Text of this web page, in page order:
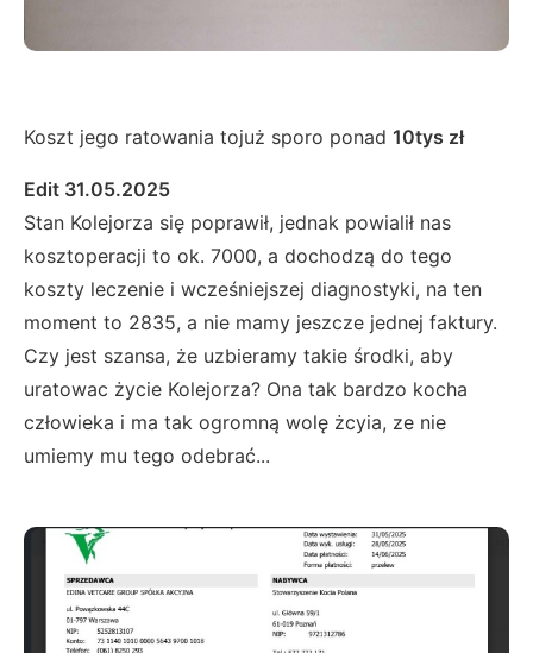
Koszt jego ratowania tojuż sporo ponad 10tys zł
Edit 31.05.2025
Stan Kolejorza się poprawił, jednak powialił nas
kosztoperacji to ok. 7000, a dochodzą do tego
koszty leczenie i wcześniejszej diagnostyki, na ten
moment to 2835, a nie mamy jeszcze jednej faktury.
Czy jest szansa, że uzbieramy takie środki, aby
uratowac życie Kolejorza? Ona tak bardzo kocha
człowieka i ma tak ogromną wolę żcyia, ze nie
umiemy mu tego odebrać...